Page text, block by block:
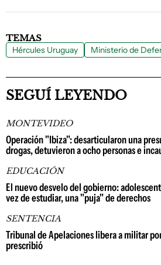
TEMAS
Hércules Uruguay Ministerio de
SEGUÍ LEYENDO
MONTEVIDEO
Operación "Ibiza": desarticularon una
drogas, detuvieron a ocho personas e
EDUCACIÓN
El nuevo desvelo del gobierno:
vez de estudiar, una "puja" de derechos
SENTENCIA
Tribunal de Apelaciones libera a militar
prescribió